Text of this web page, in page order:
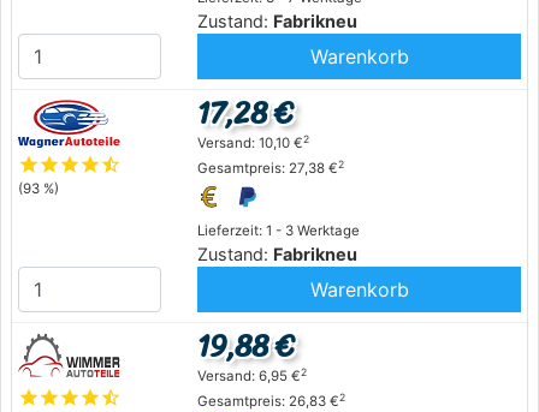
Zustand: Fabrikneu
Warenkorb
starstarstarstarstar_half
(93 %)
Lieferzeit: 1 - 3 Werktage
Zustand: Fabrikneu
17,28 €
Versand: 10,10 €2
Gesamtpreis: 27,38 €2
Warenkorb
starstarstarstarstar_half
19,88 €
Versand: 6,95 €2
Gesamtpreis: 26,83 €2